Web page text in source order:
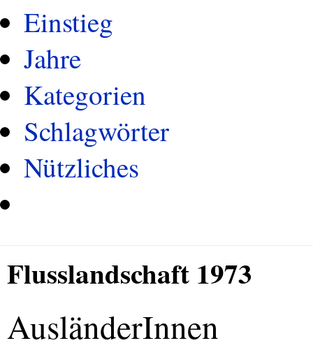
Einstieg
Jahre
Kategorien
Schlagwörter
Nützliches
Flusslandschaft 1973
AusländerInnen